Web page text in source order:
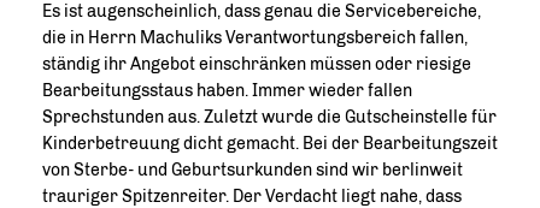
Es ist augenscheinlich, dass genau die Servicebereiche,
die in Herrn Machuliks Verantwortungsbereich fallen,
ständig ihr Angebot einschränken müssen oder riesige
Bearbeitungsstaus haben. Immer wieder fallen
Sprechstunden aus. Zuletzt wurde die Gutscheinstelle für
Kinderbetreuung dicht gemacht. Bei der Bearbeitungszeit
von Sterbe- und Geburtsurkunden sind wir berlinweit
trauriger Spitzenreiter. Der Verdacht liegt nahe, dass